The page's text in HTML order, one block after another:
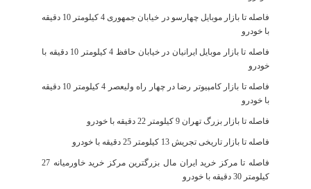
فاصله تا بازار موبایل چهارسو در خیابان جمهوری 4 کیلومتر 10 دقیقه
با خودرو
فاصله تا بازار موبایل ایرانیان در خیابان حافظ 4 کیلومتر 10 دقیقه با
خودرو
فاصله تا بازار کامپیوتر رضا در چهار راه ولیعصر 4 کیلومتر 10 دقیقه
با خودرو
فاصله تا بازار بزرگ تهران 9 کیلومتر 22 دقیقه با خودرو
فاصله تا بازار تاریخی تجریش 13 کیلومتر 25 دقیقه با خودرو
فاصله تا مرکز خرید ایران مال بزرگترین مرکز خرید خاورمیانه 27
کیلومتر 30 دقیقه با خودرو